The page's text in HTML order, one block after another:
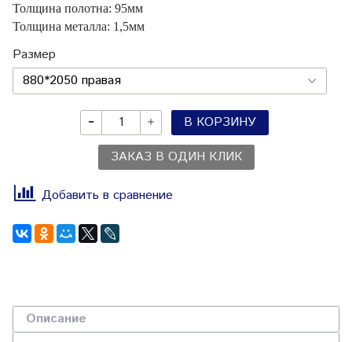
Толщина полотна: 95мм
Толщина металла: 1,5мм
Размер
В КОРЗИНУ
ЗАКАЗ В ОДИН КЛИК
Добавить в сравнение
Описание